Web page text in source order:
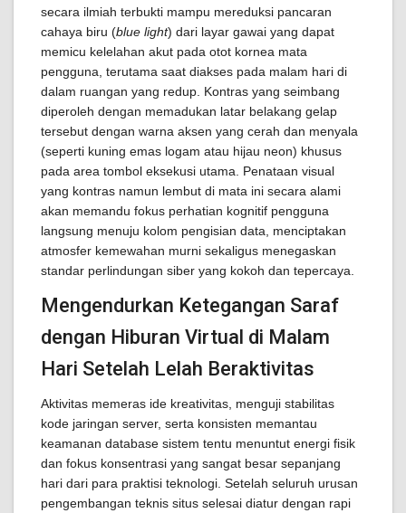
secara ilmiah terbukti mampu mereduksi pancaran
cahaya biru (blue light) dari layar gawai yang dapat
memicu kelelahan akut pada otot kornea mata
pengguna, terutama saat diakses pada malam hari di
dalam ruangan yang redup. Kontras yang seimbang
diperoleh dengan memadukan latar belakang gelap
tersebut dengan warna aksen yang cerah dan menyala
(seperti kuning emas logam atau hijau neon) khusus
pada area tombol eksekusi utama. Penataan visual
yang kontras namun lembut di mata ini secara alami
akan memandu fokus perhatian kognitif pengguna
langsung menuju kolom pengisian data, menciptakan
atmosfer kemewahan murni sekaligus menegaskan
standar perlindungan siber yang kokoh dan tepercaya.
Mengendurkan Ketegangan Saraf
dengan Hiburan Virtual di Malam
Hari Setelah Lelah Beraktivitas
Aktivitas memeras ide kreativitas, menguji stabilitas
kode jaringan server, serta konsisten memantau
keamanan database sistem tentu menuntut energi fisik
dan fokus konsentrasi yang sangat besar sepanjang
hari dari para praktisi teknologi. Setelah seluruh urusan
pengembangan teknis situs selesai diatur dengan rapi